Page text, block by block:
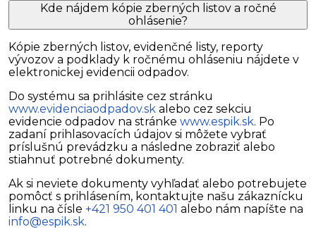
Kde nájdem kópie zberných listov a ročné
ohlásenie?
Kópie zberných listov, evidenčné listy, reporty
vývozov a podklady k ročnému ohláseniu nájdete v
elektronickej evidencii odpadov.
Do systému sa prihlásite cez stránku
www.evidenciaodpadov.sk alebo cez sekciu
evidencie odpadov na stránke www.espik.sk. Po
zadaní prihlasovacích údajov si môžete vybrať
príslušnú prevádzku a následne zobraziť alebo
stiahnuť potrebné dokumenty.
Ak si neviete dokumenty vyhľadať alebo potrebujete
pomôcť s prihlásením, kontaktujte našu zákaznícku
linku na čísle +421 950 401 401 alebo nám napíšte na
info@espik.sk.